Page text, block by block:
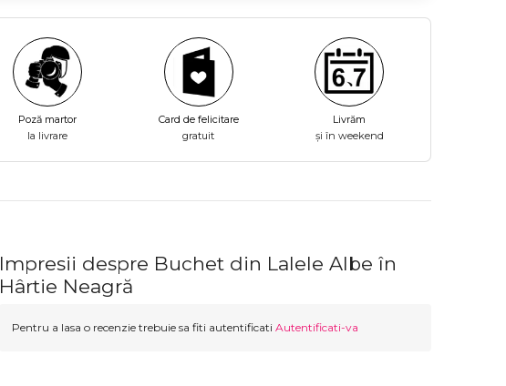
Poză martor
la livrare
Card de felicitare
gratuit
Livrăm
și în weekend
Impresii despre Buchet din Lalele Albe în
Hârtie Neagră
Pentru a lasa o recenzie trebuie sa fiti autentificati Autentificati-va